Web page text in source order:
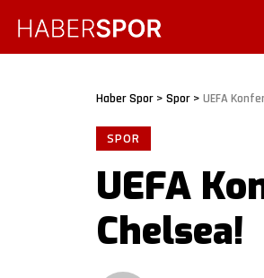
Haber Spor > Spor > UEFA
SPOR
UEFA
Chelsea!